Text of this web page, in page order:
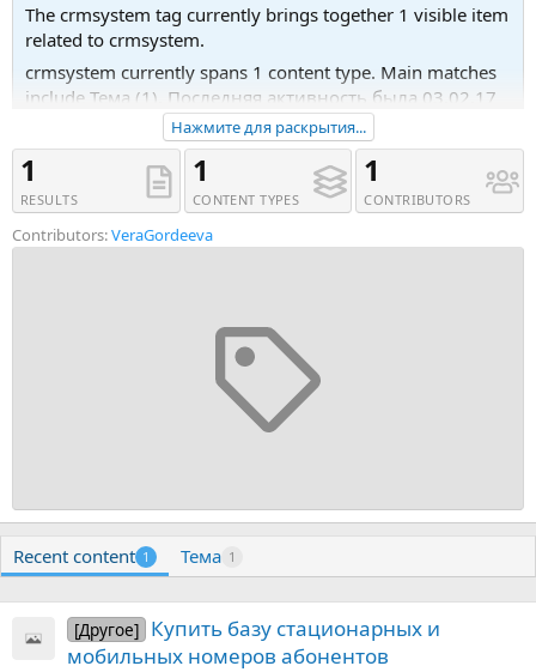
The crmsystem tag currently brings together 1 visible item
related to crmsystem.
crmsystem currently spans 1 content type. Main matches
include Тема (1). Последняя активность была 03.02.17
Recent tagged content includes Тема 'Купить базу
стационарных и мобильных номеров абонентов'.
Нажмите для раскрытия...
1
RESULTS
1
CONTENT TYPES
1
CONTRIBUTORS
Contributors:VeraGordeeva
Recent content 1 Тема 1
[Другое] Купить базу стационарных и
мобильных номеров абонентов